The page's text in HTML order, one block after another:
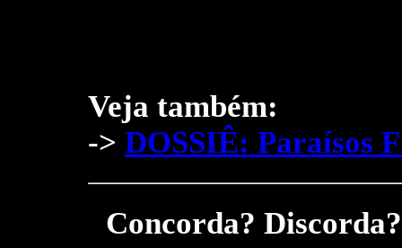
Veja também:
-> DOSSIÊ: Paraísos
Concorda?